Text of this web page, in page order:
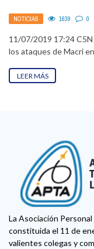
NOTICIAS 1639 0
11/07/2019 17:24
los ataques de Macri
LEER MÁS
La Asociación
constituida el 11 de
valientes colegas y